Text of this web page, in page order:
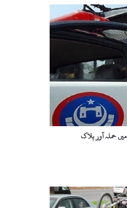
حملہ آور ہلاک